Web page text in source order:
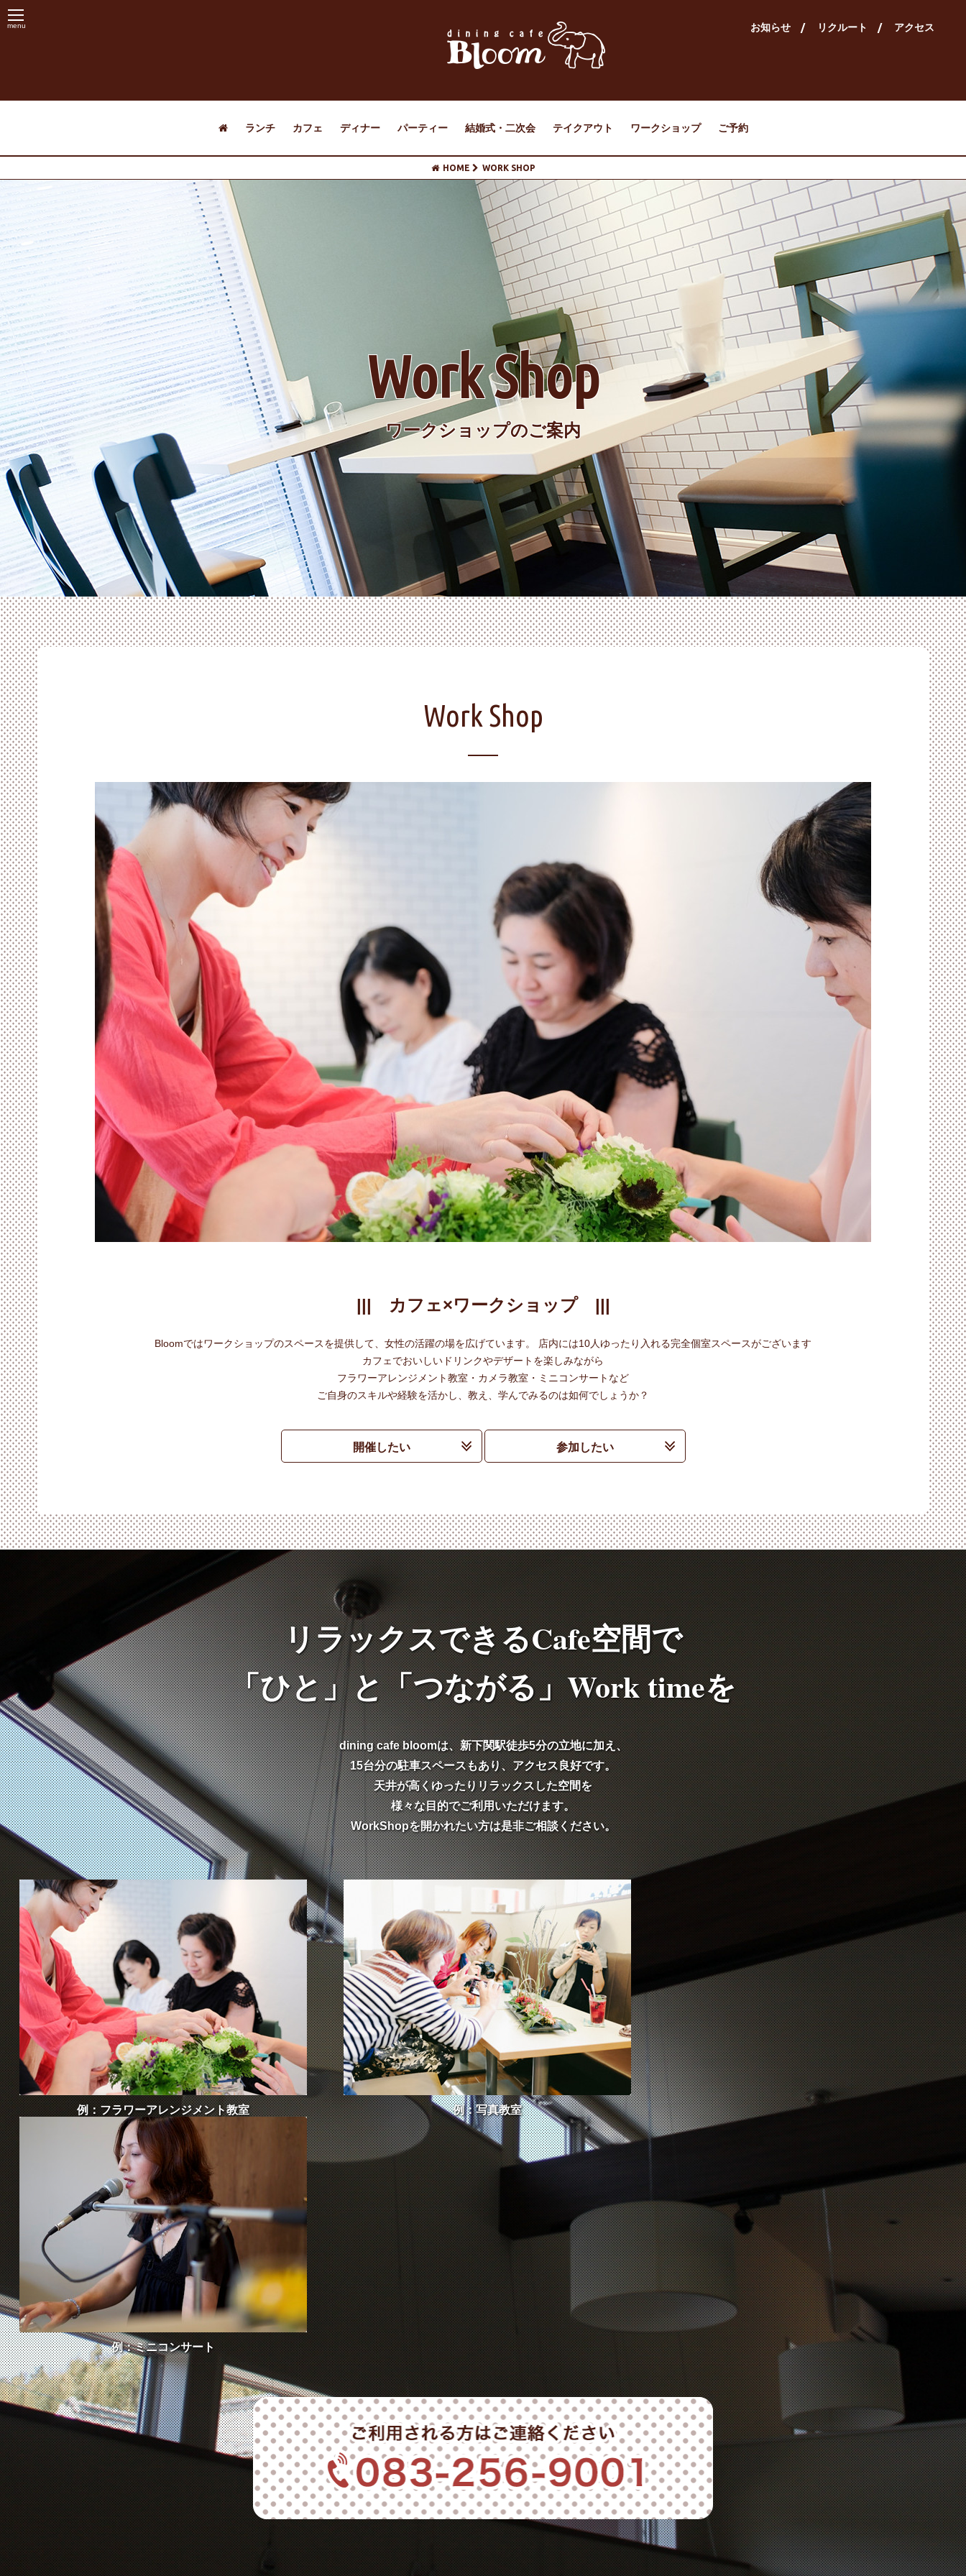
menu お知らせ / リクルート / アクセス
ランチ カフェ ディナー パーティー 結婚式・二次会 テイクアウト ワークショップ ご予約
HOME WORK SHOP
Work Shop
ワークショップのご案内
Work Shop
||| カフェ×ワークショップ |||
Bloomではワークショップのスペースを提供して、女性の活躍の場を広げています。 店内には10人ゆったり入れる完全個室スペースがございます
カフェでおいしいドリンクやデザートを楽しみながら
フラワーアレンジメント教室・カメラ教室・ミニコンサートなど
ご自身のスキルや経験を活かし、教え、学んでみるのは如何でしょうか？
開催したい 参加したい
リラックスできるCafe空間で
「ひと」と「つながる」Work timeを
dining cafe bloomは、新下関駅徒歩5分の立地に加え、
15台分の駐車スペースもあり、アクセス良好です。
天井が高くゆったりリラックスした空間を
様々な目的でご利用いただけます。
WorkShopを開かれたい方は是非ご相談ください。
例：フラワーアレンジメント教室 例：写真教室
例：ミニコンサート